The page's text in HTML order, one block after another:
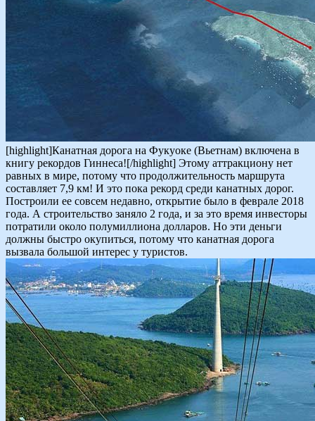
[highlight]Канатная дорога на Фукуоке (Вьетнам) включена в
книгу рекордов Гиннеса![/highlight] Этому аттракциону нет
равных в мире, потому что продолжительность маршрута
составляет 7,9 км! И это пока рекорд среди канатных дорог.
Построили ее совсем недавно, открытие было в феврале 2018
года. А строительство заняло 2 года, и за это время инвесторы
потратили около полумиллиона долларов. Но эти деньги
должны быстро окупиться, потому что канатная дорога
вызвала большой интерес у туристов.